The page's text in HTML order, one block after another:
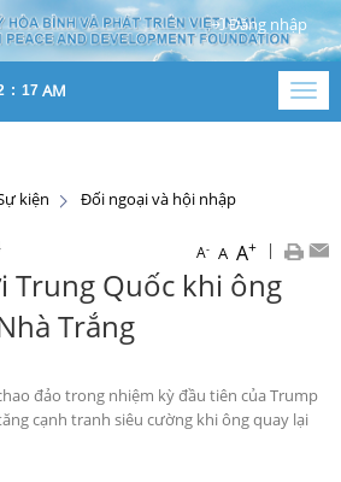
Đăng nhập
: 18 AM
kiện Đối ngoại và hội nhập
A- A A+ |
Trung Quốc khi ông
Trắng
đảo trong nhiệm kỳ đầu tiên của Trump
cạnh tranh siêu cường khi ông quay lại